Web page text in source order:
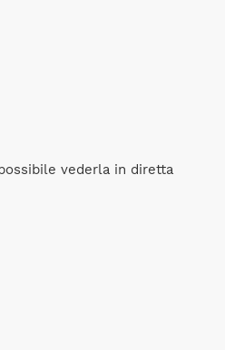
vederla in diretta